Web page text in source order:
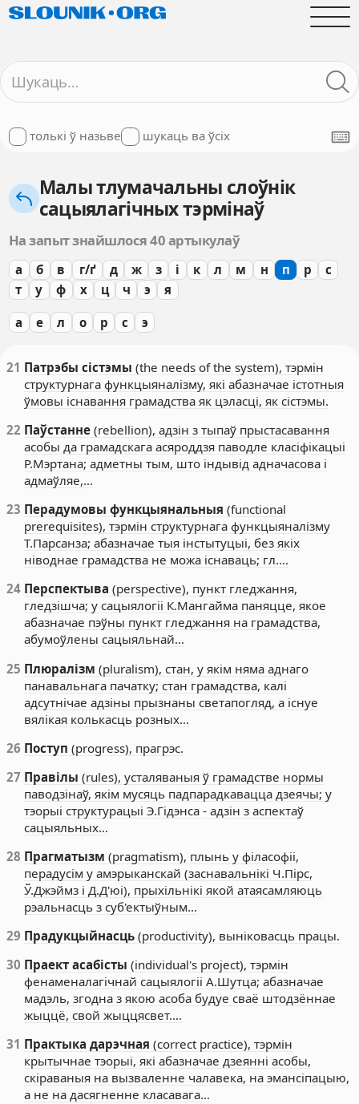
толькі ў назьве шукаць ва ўсіх
Малы тлумачальны слоўнік
сацыялагічных тэрмінаў
На запыт знайшлося 40 артыкулаў
а б в г/ґ д ж з і к л м н п р
с
т
у ф х ц ч э я
а е л о р с э
21 Патрэбы сістэмы (the needs of the system), тэрмін
структурнага функцыяналізму, які абазначае істотныя
ўмовы існавання грамадства як цэласці, як сістэмы.
22 Паўстанне (rebellion), адзін з тыпаў прыстасавання
асобы да грамадскага асяроддзя паводле класіфікацыі
Р.Мэртана; адметны тым, што індывід адначасова і
адмаўляе,…
23 Перадумовы функцыянальныя (functional
prerequisites), тэрмін структурнага функцыяналізму
Т.Парсанза; абазначае тыя інстытуцыі, без якіх
ніводнае грамадства не можа існаваць; гл.…
24 Перспектыва (perspective), пункт гледжання,
гледзішча; у сацыялогіі К.Мангайма паняцце, якое
абазначае пэўны пункт гледжання на грамадства,
абумоўлены сацыяльнай…
25 Плюралізм (pluralism), стан, у якім няма аднаго
панавальнага пачатку; стан грамадства, калі
адсутнічае адзіны прызнаны светапогляд, а існуе
вялікая колькасць розных…
26 Поступ (progress), прагрэс.
27 Правілы (rules), усталяваныя ў грамадстве нормы
паводзінаў, якім мусяць падпарадкавацца дзеячы; у
тэорыі структурацыі Э.Гідэнса - адзін з аспектаў
сацыяльных…
28 Прагматызм (pragmatism), плынь у філасофіі,
перадусім у амэрыканскай (заснавальнікі Ч.Пірс,
Ў.Джэймз і Д.Д'юі), прыхільнікі якой атаясамляюць
рэальнасць з суб'ектыўным…
29 Прадукцыйнасць (productivity), выніковасць працы.
30 Праект асабісты (individual's project), тэрмін
фенаменалагічнай сацыялогіі А.Шутца; абазначае
мадэль, згодна з якою асоба будуе сваё штодзённае
жыццё, свой жыццясвет.…
31 Практыка дарэчная (correct practice), тэрмін
крытычнае тэорыі, які абазначае дзеянні асобы,
скіраваныя на вызваленне чалавека, на эмансіпацыю,
а не на дасягненне класавага…